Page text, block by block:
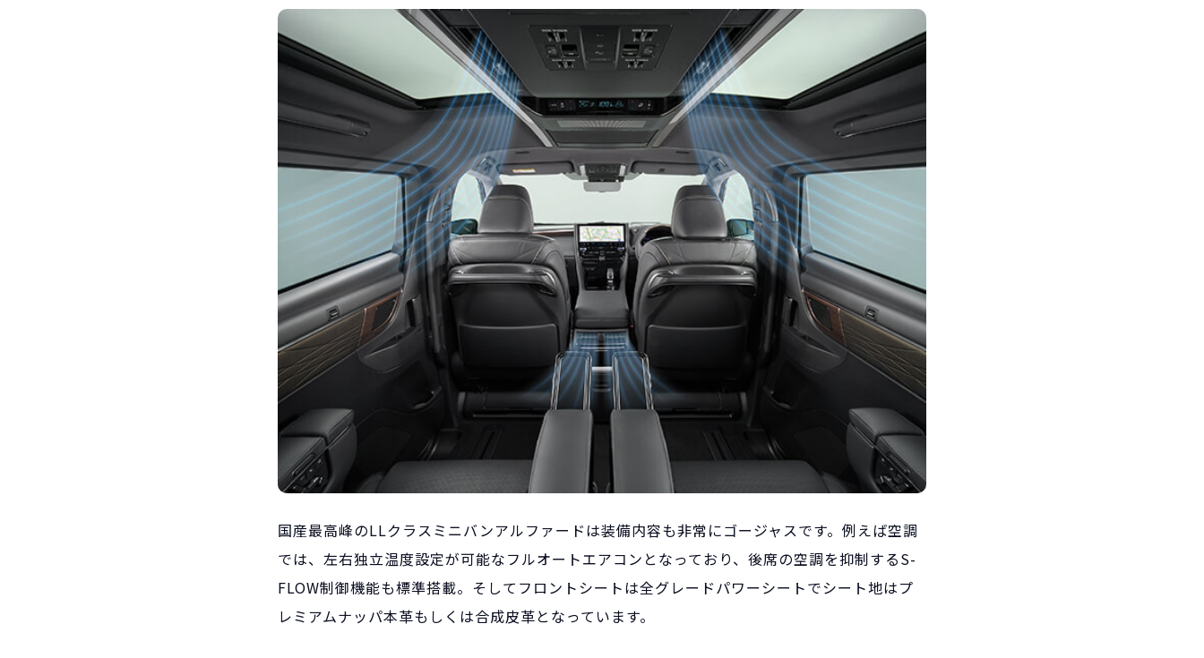
国産最高峰のLLクラスミニバンアルファードは装備内容も非常にゴージャスです。例えば空調
では、左右独立温度設定が可能なフルオートエアコンとなっており、後席の空調を抑制するS-
FLOW制御機能も標準搭載。そしてフロントシートは全グレードパワーシートでシート地はプ
レミアムナッパ本革もしくは合成皮革となっています。